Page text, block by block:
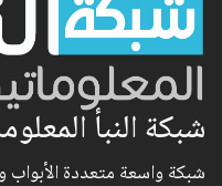
شبكة النبأ
شبكة واسعة متعددة